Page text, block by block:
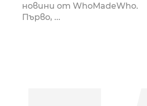
новини от WhoMadeWho.
Първо, ...